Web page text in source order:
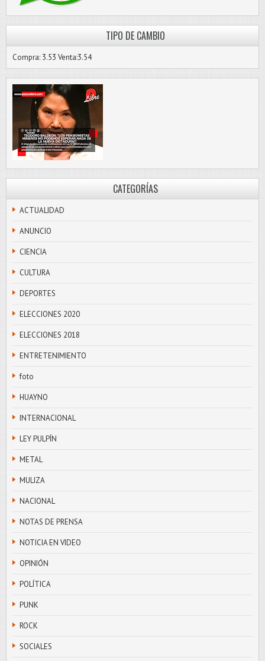
TIPO DE CAMBIO
Compra: 3.53 Venta:3.54
CATEGORÍAS
ACTUALIDAD
ANUNCIO
CIENCIA
CULTURA
DEPORTES
ELECCIONES 2020
ELECCIONES 2018
ENTRETENIMIENTO
foto
HUAYNO
INTERNACIONAL
LEY PULPÍN
METAL
MULIZA
NACIONAL
NOTAS DE PRENSA
NOTICIA EN VIDEO
OPINIÓN
POLÍTICA
PUNK
ROCK
SOCIALES